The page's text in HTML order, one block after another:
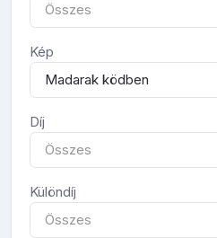
Összes
Kép
Madarak ködben
Díj
Összes
Különdíj
Összes